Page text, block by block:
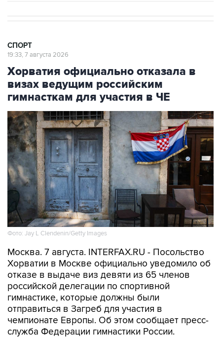
СПОРТ
19:33, 7 августа 2026
Хорватия официально отказала в
визах ведущим российским
гимнасткам для участия в ЧЕ
Фото: Jay L Clendenin/Getty Images
Москва. 7 августа. INTERFAX.RU - Посольство
Хорватии в Москве официально уведомило об
отказе в выдаче виз девяти из 65 членов
российской делегации по спортивной
гимнастике, которые должны были
отправиться в Загреб для участия в
чемпионате Европы. Об этом сообщает пресс-
служба Федерации гимнастики России.